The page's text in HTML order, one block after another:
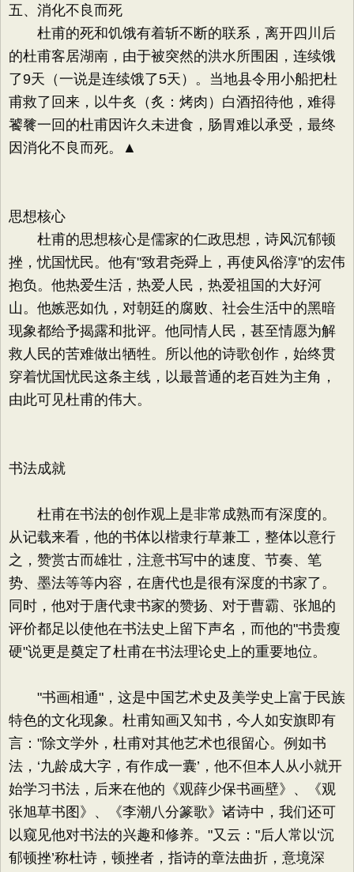
五、消化不良而死
杜甫的死和饥饿有着斩不断的联系，离开四川后
的杜甫客居湖南，由于被突然的洪水所围困，连续饿
了9天（一说是连续饿了5天）。当地县令用小船把杜
甫救了回来，以牛炙（炙：烤肉）白酒招待他，难得
饕餮一回的杜甫因许久未进食，肠胃难以承受，最终
因消化不良而死。▲
思想核心
杜甫的思想核心是儒家的仁政思想，诗风沉郁顿
挫，忧国忧民。他有"致君尧舜上，再使风俗淳"的宏伟
抱负。他热爱生活，热爱人民，热爱祖国的大好河
山。他嫉恶如仇，对朝廷的腐败、社会生活中的黑暗
现象都给予揭露和批评。他同情人民，甚至情愿为解
救人民的苦难做出牺牲。所以他的诗歌创作，始终贯
穿着忧国忧民这条主线，以最普通的老百姓为主角，
由此可见杜甫的伟大。
书法成就
杜甫在书法的创作观上是非常成熟而有深度的。
从记载来看，他的书体以楷隶行草兼工，整体以意行
之，赞赏古而雄壮，注意书写中的速度、节奏、笔
势、墨法等等内容，在唐代也是很有深度的书家了。
同时，他对于唐代隶书家的赞扬、对于曹霸、张旭的
评价都足以使他在书法史上留下声名，而他的"书贵瘦
硬"说更是奠定了杜甫在书法理论史上的重要地位。
"书画相通"，这是中国艺术史及美学史上富于民族
特色的文化现象。杜甫知画又知书，今人如安旗即有
言："除文学外，杜甫对其他艺术也很留心。例如书
法，‘九龄成大字，有作成一囊’，他不但本人从小就开
始学习书法，后来在他的《观薛少保书画壁》、《观
张旭草书图》、《李潮八分篆歌》诸诗中，我们还可
以窥见他对书法的兴趣和修养。"又云："后人常以‘沉
郁顿挫’称杜诗，顿挫者，指诗的章法曲折，意境深